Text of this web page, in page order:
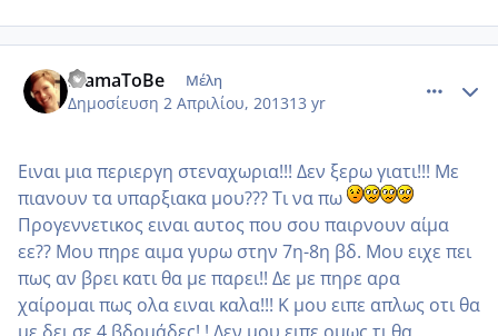
MamaToBe Μέλη
Δημοσίευση 2 Απριλίου, 201313 yr
Ειναι μια περιεργη στεναχωρια!!! Δεν ξερω γιατι!!! Με
πιανουν τα υπαρξιακα μου??? Τι να πω
Προγεννετικος ειναι αυτος που σου παιρνουν αίμα
εε?? Μου πηρε αιμα γυρω στην 7η-8η βδ. Μου ειχε πει
πως αν βρει κατι θα με παρει!! Δε με πηρε αρα
χαίρομαι πως ολα ειναι καλα!!! Κ μου ειπε απλως οτι θα